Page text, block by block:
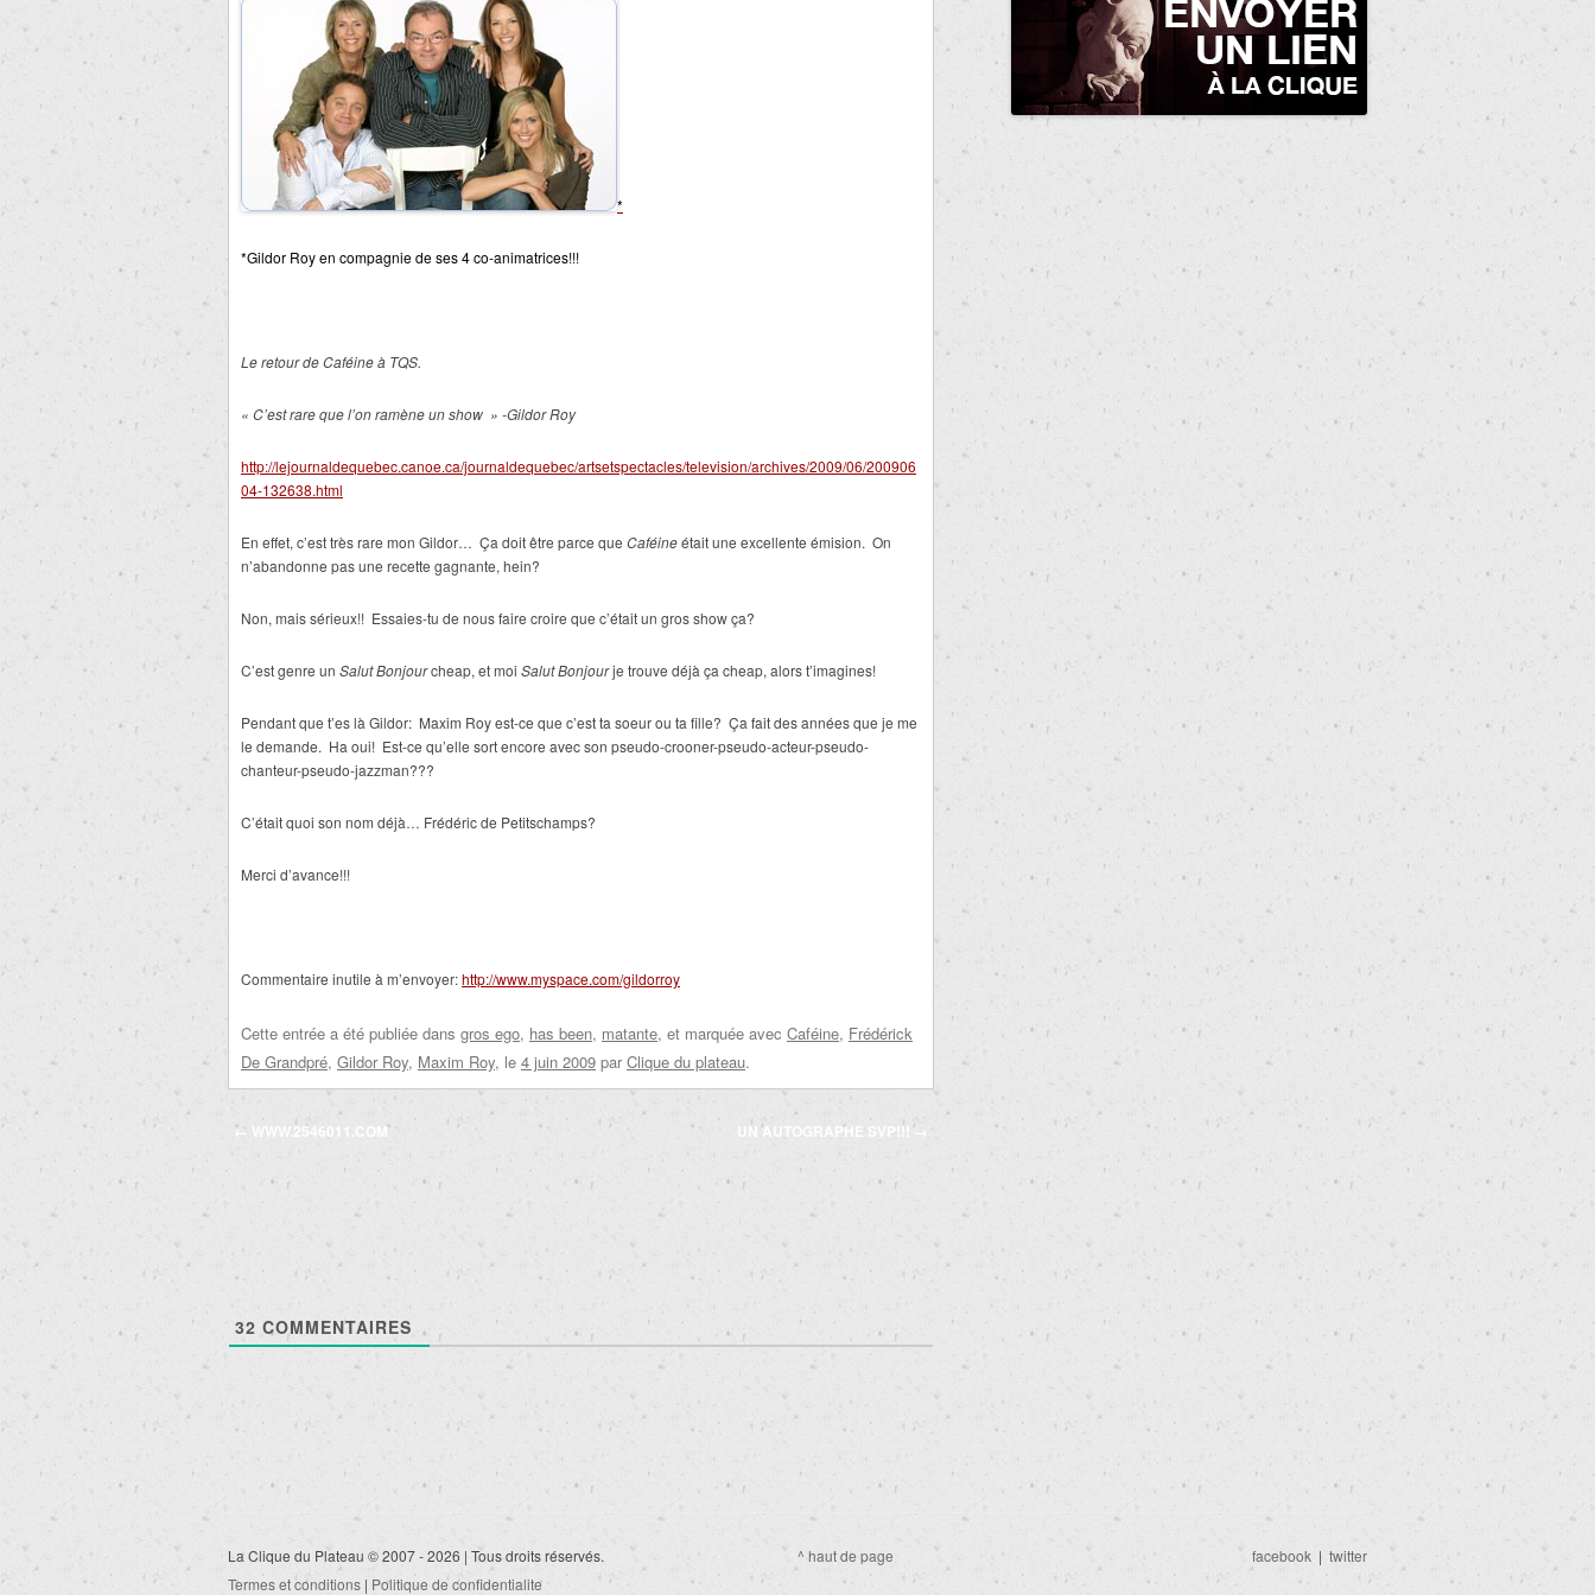
*
*Gildor Roy en compagnie de ses 4 co-animatrices!!!
Le retour de Caféine à TQS.
« C’est rare que l’on ramène un show » -Gildor Roy
http://lejournaldequebec.canoe.ca/journaldequebec/artsetspectacles/television/archives/2009/06/200906
04-132638.html
En effet, c’est très rare mon Gildor… Ça doit être parce que Caféineétait une excellente émision. On
n’abandonne pas une recette gagnante, hein?
Non, mais sérieux!! Essaies-tu de nous faire croire que c’était un gros show ça?
C’est genre un Salut Bonjourcheap, et moi Salut Bonjourje trouve déjà ça cheap, alors t’imagines!
Pendant que t’es là Gildor: Maxim Roy est-ce que c’est ta soeur ou ta fille? Ça fait des années que je me
le demande. Ha oui! Est-ce qu’elle sort encore avec son pseudo-crooner-pseudo-acteur-pseudo-
chanteur-pseudo-jazzman???
C’était quoi son nom déjà… Frédéric de Petitschamps?
Merci d’avance!!!
Commentaire inutile à m’envoyer:http://www.myspace.com/gildorroy
Cette entrée a été publiée dans gros ego, has been, matante, et marquée avec Caféine, Frédérick
De Grandpré, Gildor Roy, Maxim Roy, le 4 juin 2009 par Clique du plateau.
Navigation
← WWW.2546011.COM UN AUTOGRAPHE SVP!!!→
32 COMMENTAIRES
La Clique du Plateau © 2007 - 2026 | Tous droits réservés.
Termes et conditions | Politique de confidentialite
^ haut de page facebook | twitter